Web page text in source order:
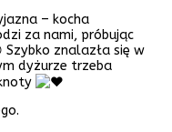
– kocha
za nami, próbując
Szybko znalazła się w
dyżurze trzeba